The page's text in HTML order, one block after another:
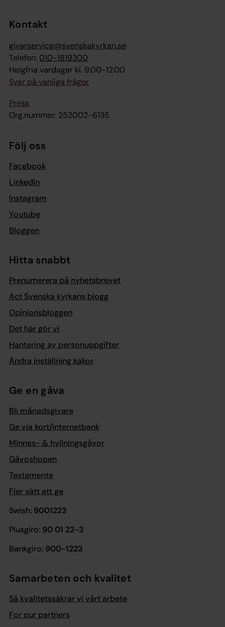
Kontakt
givarservice@svenskakyrkan.se
Telefon: 010-1819300
Helgfria vardagar kl. 9.00-12.00
Svar på vanliga frågor
Press
Org.nummer: 252002-6135
Följ oss
Facebook
LinkedIn
Instagram
Youtube
Bloggen
Hitta snabbt
Prenumerera på nyhetsbrevet
Act Svenska kyrkans blogg
Opinionsbloggen
Det här gör vi
Hantering av personuppgifter
Ändra inställning kakor
Ge en gåva
Bli månadsgivare
Ge via kort/internetbank
Minnes- & hyllningsgåvor
Gåvoshopen
Testamente
Fler sätt att ge
Swish: 9001223
Plusgiro: 90 01 22-3
Bankgiro: 900-1223
Samarbeten och kvalitet
Så kvalitetssäkrar vi vårt arbete
For our partners